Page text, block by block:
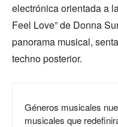
electrónica orientada a
Feel Love” de Donna
panorama musical,
techno posterior.
Géneros musicales
musicales que